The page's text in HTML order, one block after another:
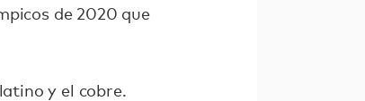
de 2020 que
y el cobre.